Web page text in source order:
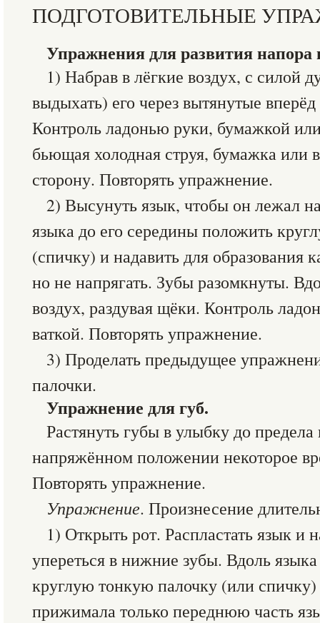
ПОДГОТОВИТЕЛЬНЫЕ
Упражнения для развития напора
1) Набрав в лёгкие воздух, с силой
выдыхать) его через вытянутые
Контроль ладонью руки, бумажкой
бьющая холодная струя, бумажка или
сторону. Повторять упражнение.
2) Высунуть язык, чтобы он лежал
языка до его середины положить
(спичку) и надавить для образования
но не напрягать. Зубы разомкнуты.
воздух, раздувая щёки. Контроль
ваткой. Повторять упражнение.
3) Проделать предыдущее
палочки.
Упражнение для губ.
Растянуть губы в улыбку до
напряжённом положении некоторое
Повторять упражнение.
Упражнение. Произнесение
1) Открыть рот. Распластать язык
упереться в нижние зубы. Вдоль
круглую тонкую палочку (или
прижимала только переднюю часть